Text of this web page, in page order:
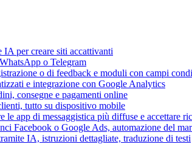
per creare siti accattivanti
o Telegram
o di feedback e moduli con campi
e integrazione con Google Analytics
consegne e pagamenti online
tutto su dispositivo mobile
app di messaggistica più diffuse e accettare
Facebook o Google Ads, automazione del
IA, istruzioni dettagliate, traduzione di testi